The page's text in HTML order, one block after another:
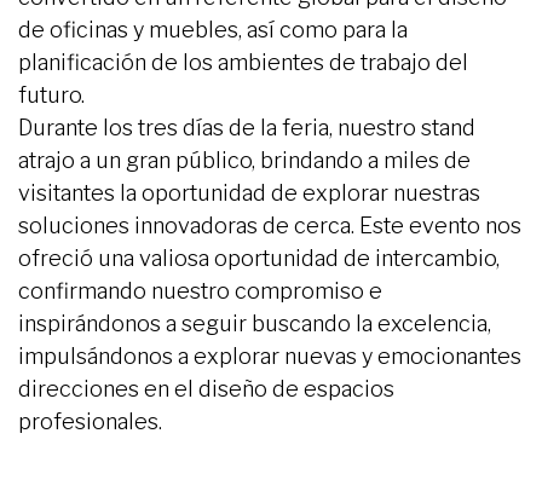
de oficinas y muebles, así como para la
planificación de los ambientes de trabajo del
futuro.
Durante los tres días de la feria, nuestro stand
atrajo a un gran público, brindando a miles de
visitantes la oportunidad de explorar nuestras
soluciones innovadoras de cerca. Este evento nos
ofreció una valiosa oportunidad de intercambio,
confirmando nuestro compromiso e
inspirándonos a seguir buscando la excelencia,
impulsándonos a explorar nuevas y emocionantes
direcciones en el diseño de espacios
profesionales.